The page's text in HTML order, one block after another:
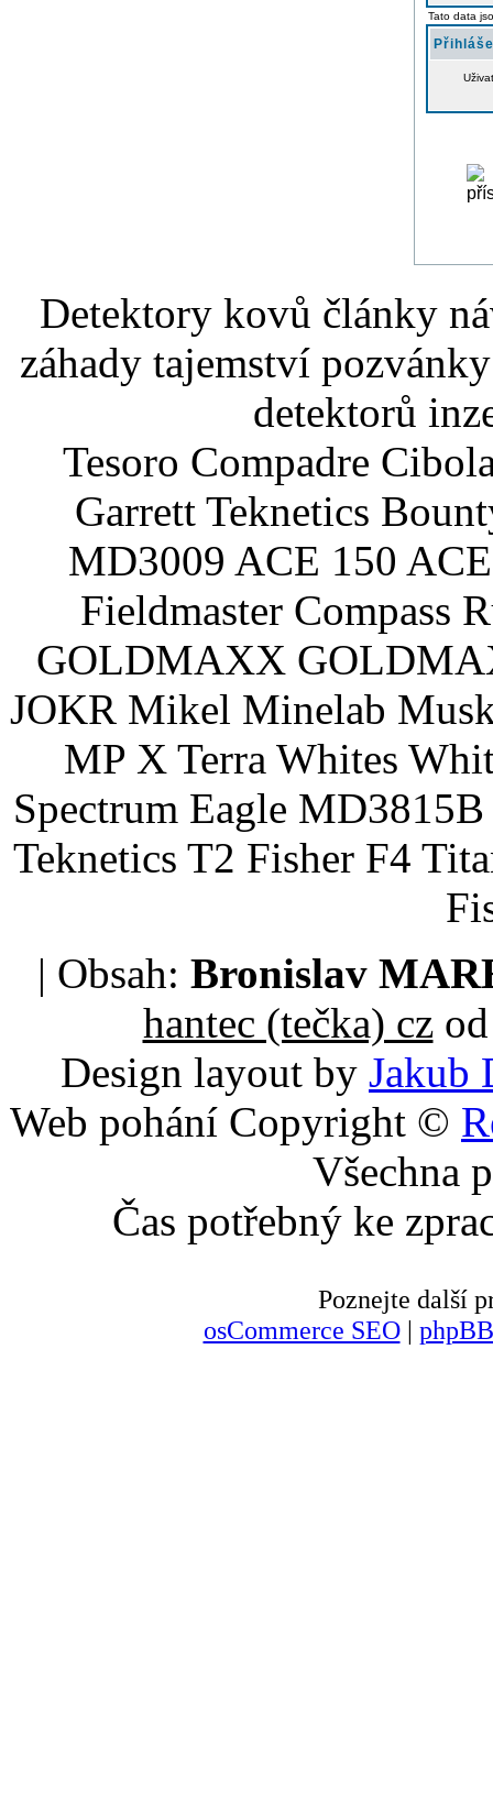
Tato data
Detektory kovů články
záhady tajemství
detektorů
Tesoro Compadre
Garrett Teknetics
MD3009 ACE 150
Fieldmaster Compass
GOLDMAXX
JOKR Mikel Minelab
MP X Terra Whites
Spectrum Eagle
Teknetics T2 Fisher F4
| Obsah: Bronislav
hantec (tečka) czod
Design layout by Jakub
Web pohání Copyright ©
Všechna
Čas potřebný ke
Poznejte další
osCommerce SEO|